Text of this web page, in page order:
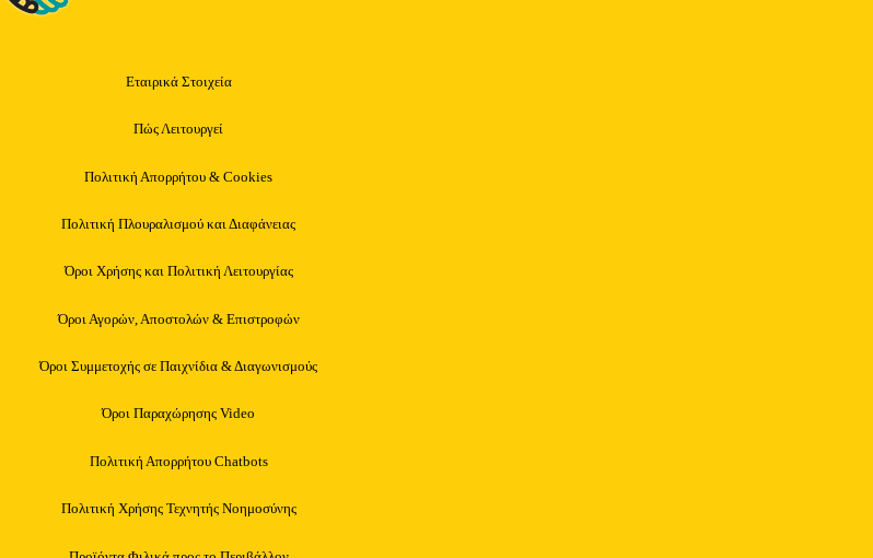
Εταιρικά Στοιχεία
Πώς Λειτουργεί
Πολιτική Απορρήτου & Cookies
Πολιτική Πλουραλισμού και Διαφάνειας
Όροι Χρήσης και Πολιτική Λειτουργίας
Όροι Αγορών, Αποστολών & Επιστροφών
Όροι Συμμετοχής σε Παιχνίδια & Διαγωνισμούς
Όροι Παραχώρησης Video
Πολιτική Απορρήτου Chatbots
Πολιτική Χρήσης Τεχνητής Νοημοσύνης